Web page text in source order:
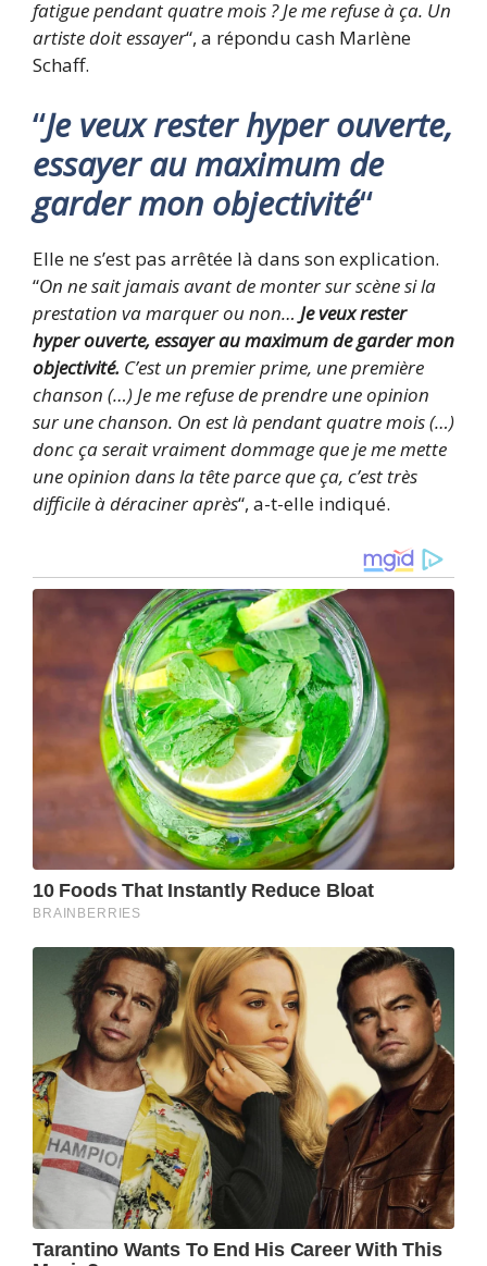
fatigue pendant quatre mois ? Je me refuse à ça. Un
artiste doit essayer“, a répondu cash Marlène
Schaff.
“Je veux rester hyper ouverte,
essayer au maximum de
garder mon objectivité“
Elle ne s’est pas arrêtée là dans son explication.
“On ne sait jamais avant de monter sur scène si la
prestation va marquer ou non… Je veux rester
hyper ouverte, essayer au maximum de garder mon
objectivité. C’est un premier prime, une première
chanson (…) Je me refuse de prendre une opinion
sur une chanson. On est là pendant quatre mois (…)
donc ça serait vraiment dommage que je me mette
une opinion dans la tête parce que ça, c’est très
difficile à déraciner après“, a-t-elle indiqué.